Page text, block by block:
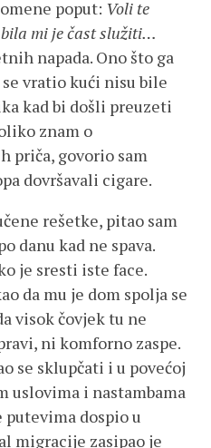
poput: Voli te
mi je čast služiti…
napada. Ono što ga
vratio kući nisu bile
kad bi došli preuzeti
znam o
priča, govorio sam
dovršavali cigare.
rešetke, pitao sam
danu kad ne spava.
je sresti iste face.
da mu je dom spolja se
visok čovjek tu ne
ni komforno zaspe.
se sklupčati i u povećoj
uslovima i nastambama
dospio u
migracije zasipao je